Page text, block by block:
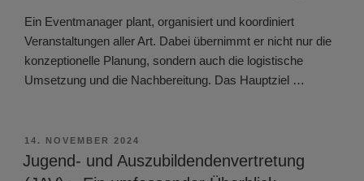
Ein Eventmanager plant, organisiert und koordiniert
Veranstaltungen aller Art. Dabei übernimmt er nicht nur die
konzeptionelle Planung, sondern auch die logistische
Umsetzung und die Nachbereitung. Das Hauptziel …
VERÖFFENTLICHT
AM
14. NOVEMBER 2024
Jugend- und Auszubildendenvertretung